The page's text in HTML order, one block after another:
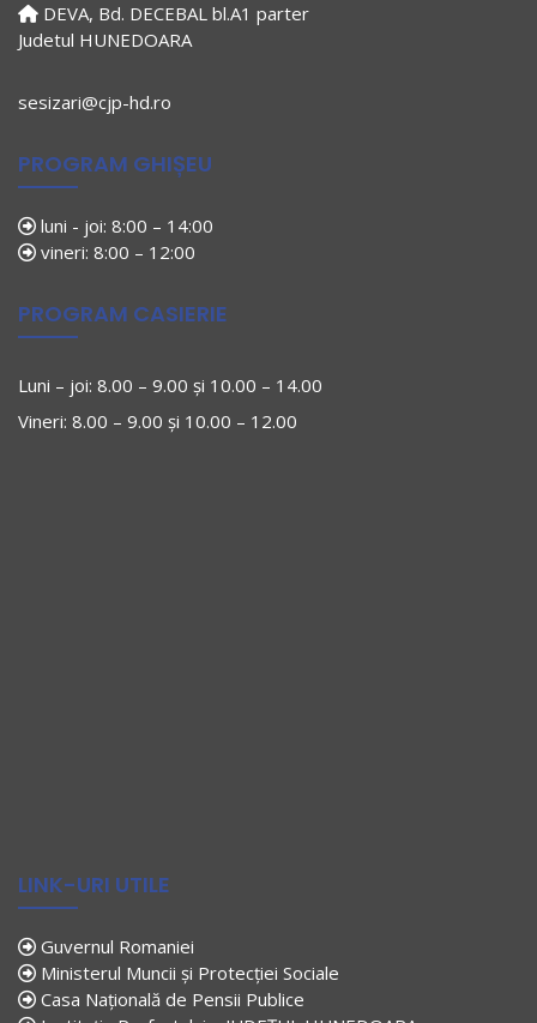
DEVA, Bd. DECEBAL bl.A1 parter
Judetul HUNEDOARA
sesizari@cjp-hd.ro
PROGRAM GHIȘEU
luni - joi: 8:00 – 14:00
vineri: 8:00 – 12:00
PROGRAM CASIERIE
Luni – joi: 8.00 – 9.00 și 10.00 – 14.00
Vineri: 8.00 – 9.00 și 10.00 – 12.00
LINK-URI UTILE
Guvernul Romaniei
Ministerul Muncii și Protecției Sociale
Casa Națională de Pensii Publice